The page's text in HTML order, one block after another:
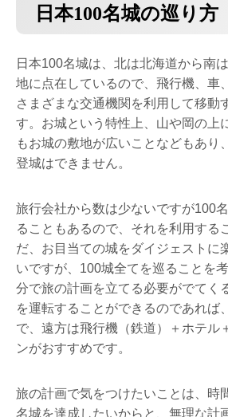
日本100名城の巡り方
日本100名城は、北は北海道から南
地に点在しているので、飛行機、車
さまざまな交通機関を利用して移動
す。お城という特性上、山や岡の上
もお城の敷地が広いことなどもあり
登城はできません。
旅行会社から数は少ないですが100
ることもあるので、それを利用する
だ、お目当ての城をダイジェストに
いですが、100城全てを巡ることを
分で旅の計画を立てる必要がでてく
を運転することができるのであれば
で、遠方は飛行機（鉄道）＋ホテル
ンがおすすめです。
旅の計画で気をつけたいことは、時
名城を達成したいからと、無理な計